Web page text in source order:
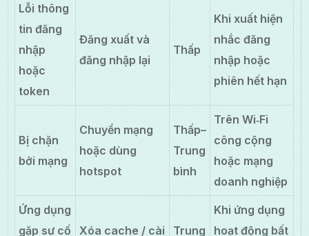
Lỗi thông
tin đăng
nhập
hoặc
token
Đăng xuất và
đăng nhập lại
Thấp
Khi xuất hiện
nhắc đăng
nhập hoặc
phiên hết hạn
Bị chặn
bởi mạng
Chuyển mạng
hoặc dùng
hotspot
Thấp–
Trung
bình
Trên Wi‑Fi
công cộng
hoặc mạng
doanh nghiệp
Ứng dụng
gặp sự cố
Xóa cache / cài
Trung
Khi ứng dụng
hoạt động bất